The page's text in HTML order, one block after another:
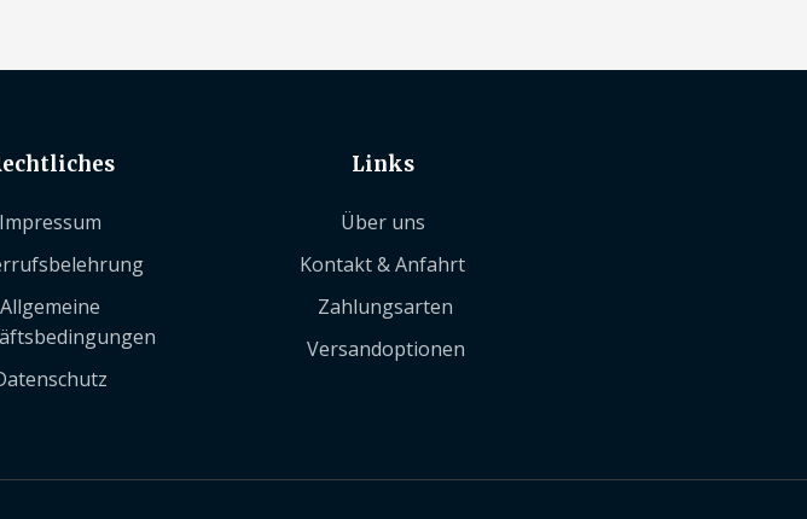
Impressum
Allgemeine
Links
Über uns
Kontakt & Anfahrt
Zahlungsarten
Versandoptionen